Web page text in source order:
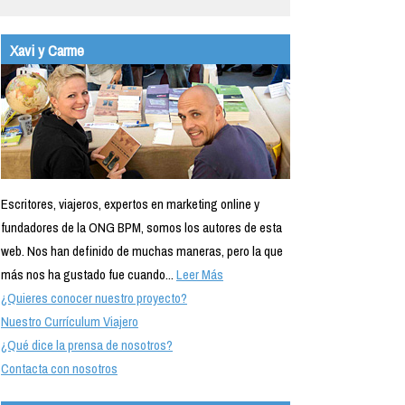
Xavi y Carme
Escritores, viajeros, expertos en marketing online y
fundadores de la ONG BPM, somos los autores de esta
web. Nos han definido de muchas maneras, pero la que
más nos ha gustado fue cuando...Leer Más
¿Quieres conocer nuestro proyecto?
Nuestro Currículum Viajero
¿Qué dice la prensa de nosotros?
Contacta con nosotros